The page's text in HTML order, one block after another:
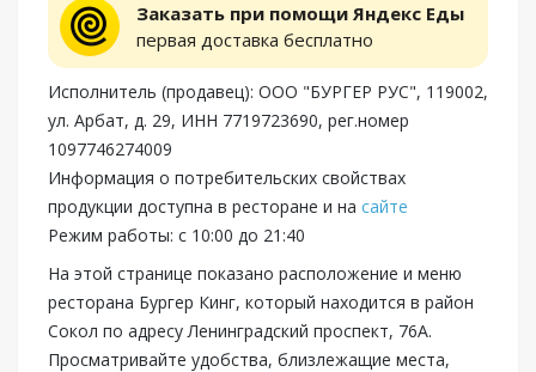
Заказать при помощи Яндекс Еды
первая доставка бесплатно
Исполнитель (продавец): ООО "БУРГЕР РУС", 119002,
ул. Арбат, д. 29, ИНН 7719723690, рег.номер
1097746274009
Информация о потребительских свойствах
продукции доступна в ресторане и на сайте
Режим работы: с 10:00 до 21:40
На этой странице показано расположение и меню
ресторана Бургер Кинг, который находится в район
Сокол по адресу Ленинградский проспект, 76А.
Просматривайте удобства, близлежащие места,